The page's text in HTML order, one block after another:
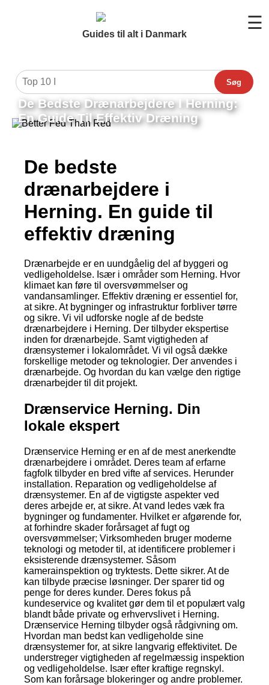
Guides til alt i Danmark
☰
Søg
De Bedste Drænarbejdere I Herning:
En Guide Til Effektiv Dræning
De bedste
drænarbejdere i
Herning. En guide til
effektiv dræning
Drænarbejde er en uundgåelig del af byggeri og
vedligeholdelse. Især i områder som Herning. Hvor
klimaet kan føre til oversvømmelser og
vandansamlinger. Effektiv dræning er essentiel for,
at sikre. At bygninger og infrastruktur forbliver tørre
og sikre. Vi vil udforske nogle af de bedste
drænarbejdere i Herning. Der tilbyder ekspertise
inden for drænarbejde. Samt vigtigheden af
drænsystemer i lokalområdet. Vi vil også dække
forskellige metoder og teknologier. Der anvendes i
drænarbejde. Og hvordan du kan vælge den rigtige
drænarbejder til dit projekt.
Drænservice Herning. Din
lokale ekspert
Drænservice Herning er en af de mest anerkendte
drænarbejdere i området. Deres team af erfarne
fagfolk tilbyder en bred vifte af services. Herunder
installation. Reparation og vedligeholdelse af
drænsystemer. En af de vigtigste aspekter ved
deres arbejde er, at sikre. At vand ledes væk fra
bygninger og fundamenter. Hvilket er afgørende for,
at forhindre skader forårsaget af fugt og
oversvømmelser; Virksomheden bruger moderne
teknologi og metoder til, at identificere problemer i
eksisterende drænsystemer. Såsom
kamerainspektion og tryktests. Dette sikrer. At de
kan tilbyde præcise løsninger. Der sparer tid og
penge for deres kunder. Deres fokus på
kundeservice og kvalitet gør dem til et populært valg
blandt både private og erhvervslivet i Herning.
Drænservice Herning tilbyder også rådgivning om.
Hvordan man bedst kan vedligeholde sine
drænsystemer for, at sikre langvarig effektivitet. De
understreger vigtigheden af regelmæssig inspektion
og vedligeholdelse. Især efter kraftige regnskyl.
Som kan forårsage blokeringer og andre problemer.